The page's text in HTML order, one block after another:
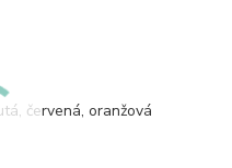
červená, oranžová